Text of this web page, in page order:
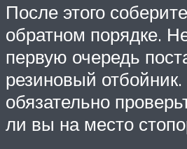
После этого
обратном порядке.
первую очередь
резиновый
обязательно
ли вы на место